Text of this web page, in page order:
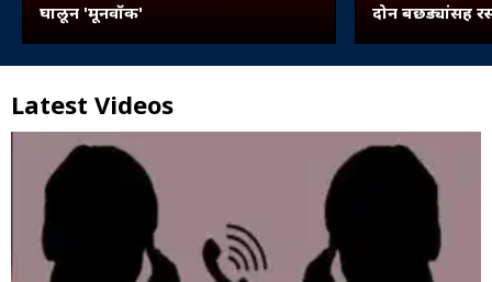
घालून 'मूनवॉक'
दोन बछड्यांसह
Latest Videos